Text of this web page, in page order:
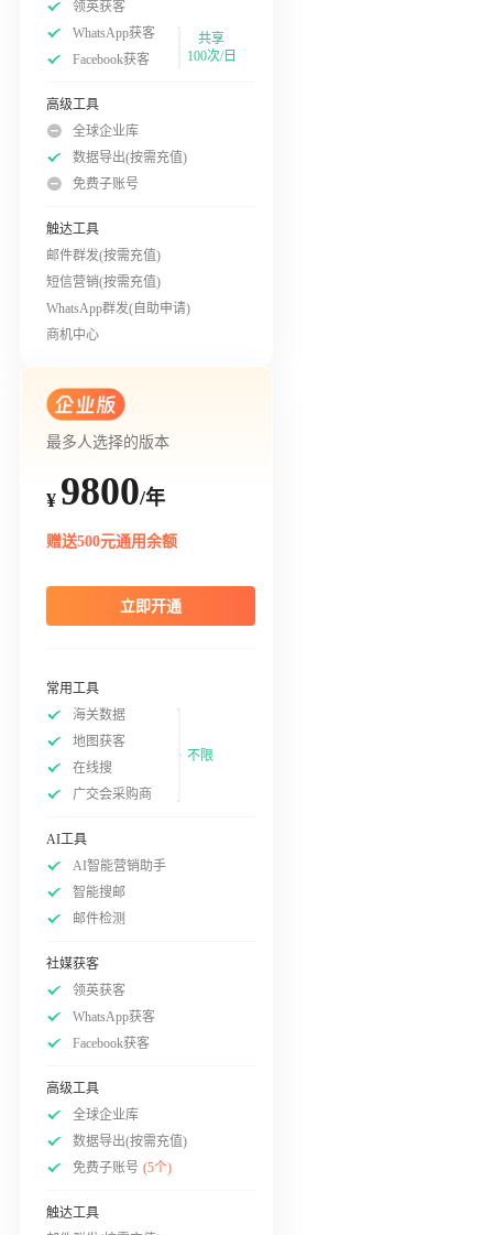
领英获客
WhatsApp获客
Facebook获客
共享
100次/日
高级工具
全球企业库
数据导出(按需充值)
免费子账号
触达工具
邮件群发(按需充值)
短信营销(按需充值)
WhatsApp群发(自助申请)
商机中心
最多人选择的版本
¥ 9800/年
赠送500元通用余额
立即开通
常用工具
海关数据
地图获客
在线搜
广交会采购商
不限
AI工具
AI智能营销助手
智能搜邮
邮件检测
社媒获客
领英获客
WhatsApp获客
Facebook获客
高级工具
全球企业库
数据导出(按需充值)
免费子账号 (5个)
触达工具